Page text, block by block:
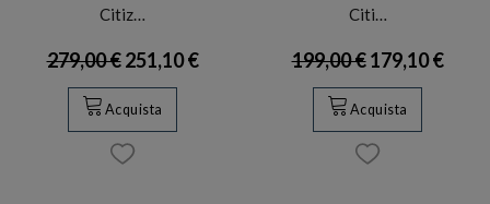
Citiz…
279,00 €251,10 €
Acquista
Citi…
199,00 €179,10 €
Acquista